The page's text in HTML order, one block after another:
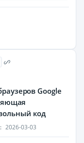
Google
код
2026-03-03